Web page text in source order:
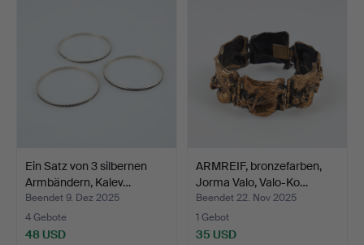
Ein Satz von 3 silbernen
Armbändern, Kalev…
Beendet 9. Dez 2025
4 Gebote
48 USD
ARMREIF, bronzefarben,
Jorma Valo, Valo-Ko…
Beendet 22. Nov 2025
1 Gebot
35 USD